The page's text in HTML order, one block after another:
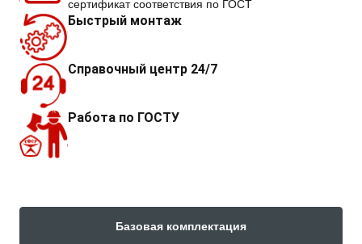
сертификат соответствия по ГОСТ
Быстрый монтаж
Справочный центр 24/7
Работа по ГОСТУ
Базовая комплектация